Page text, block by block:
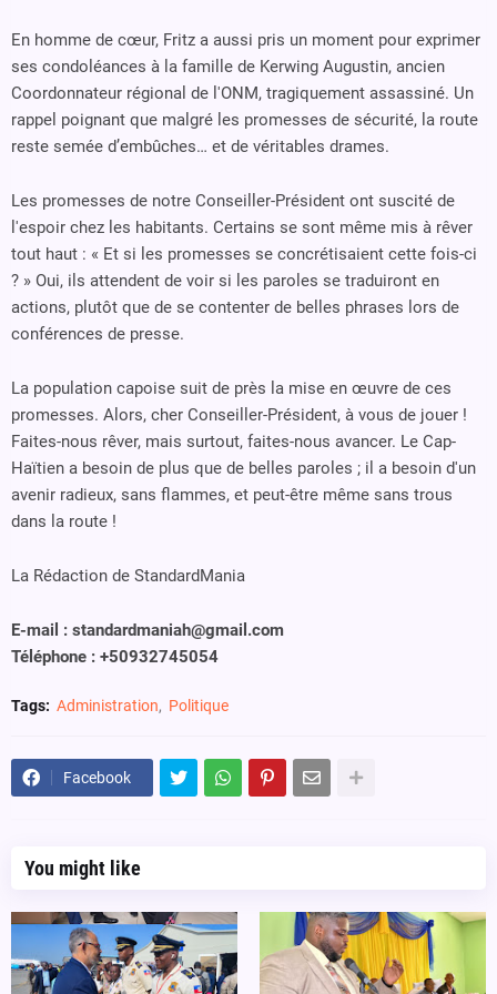
En homme de cœur, Fritz a aussi pris un moment pour exprimer
ses condoléances à la famille de Kerwing Augustin, ancien
Coordonnateur régional de l'ONM, tragiquement assassiné. Un
rappel poignant que malgré les promesses de sécurité, la route
reste semée d’embûches… et de véritables drames.
Les promesses de notre Conseiller-Président ont suscité de
l'espoir chez les habitants. Certains se sont même mis à rêver
tout haut : « Et si les promesses se concrétisaient cette fois-ci
? » Oui, ils attendent de voir si les paroles se traduiront en
actions, plutôt que de se contenter de belles phrases lors de
conférences de presse.
La population capoise suit de près la mise en œuvre de ces
promesses. Alors, cher Conseiller-Président, à vous de jouer !
Faites-nous rêver, mais surtout, faites-nous avancer. Le Cap-
Haïtien a besoin de plus que de belles paroles ; il a besoin d'un
avenir radieux, sans flammes, et peut-être même sans trous
dans la route !
La Rédaction de StandardMania
E-mail : standardmaniah@gmail.com
Téléphone : +50932745054
Tags: Administration Politique
Facebook
You might like